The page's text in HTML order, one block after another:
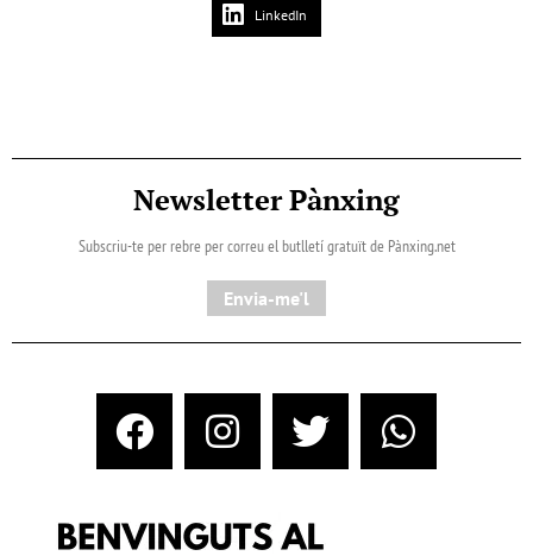
LinkedIn
Newsletter Pànxing
Subscriu-te per rebre per correu el butlletí gratuït de Pànxing.net​
Envia-me'l